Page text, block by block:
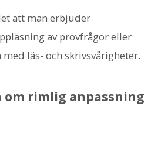
att man erbjuder
av provfrågor eller
läs- och skrivsvårigheter.
om rimlig anpassning